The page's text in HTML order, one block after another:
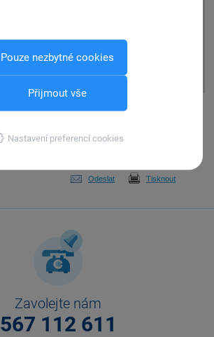
Pouze nezbytné cookies
Přijmout vše
Nastavení preferencí cookies
Pomohla Vám tato
Odeslat Tisknout
Zavolejte nám
567 112 611